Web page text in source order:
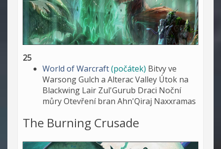
25
World of Warcraft(počátek) Bitvy ve
Warsong Gulch a Alterac Valley Útok na
Blackwing Lair Zul'Gurub Draci Noční
můry Otevření bran Ahn'Qiraj Naxxramas
The Burning Crusade